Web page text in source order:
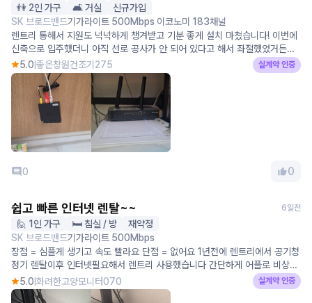
👫 2인 가구 🛋️ 거실
신규가입
SK 브로드밴드기가라이트 500Mbps 이코노미 183채널
렌트리 통해서 지원도 넉넉하게 챙겨받고 기분 좋게 설치 마쳤습니다! ​이번에
신축으로 입주했더니 아직 선로 공사가 안 되어 있다고 해서 좌절했었거든요.
최대 3개월... 낭패... ㅠㅠ 통신사마다 알아보기도 막막했는데, 상담해주신 분
이 센스 있게 통신사별로 설치 제일 빨리 진행되는 쪽으로 알아봐 주겠다고 먼
저 제안해 주셨어요. ​"속도만 빨리 나오면 어디든 상관없다" 하고 기다렸는데,
당초 최대 3개월까지도 걸릴 수 있다던 게 겨우 2주 만에 뚝딱 끝나버렸네요! ​
막상 설치하고 나니 인터넷 속도도 완전 쌩쌩하고 너무 만족스러워요. 그동안
인터넷 없이 살면서 얼마나 답답하고 힘들었는지... 진짜 인터넷 없는 삶은 상
상도 하기 싫네요 ㅠㅠ 답답했던 마음 싹 내려갔습니다. 일처리 빠르고 친절하
게 챙겨주셔서 정말 감사해요!
5.0 좋은창원건조기275 실계약 인증
0 0
쉽고 빠른 인터넷 렌탈~~ 6일전
🙋 1인 가구 🛏️ 침실 / 방
재약정
SK 브로드밴드기가라이트 500Mbps
장점 = 심플게 생기고 속도 빨라요 단점 = 없어요 1년전에 렌트리에서 공기청
정기 렌탈이후 인터넷필요해서 렌트리 사용했습니다 간단하게 어플로 비상금
확인할수 있고 다른곳보다 제일 많이줘서 인터넷 렌탈 쉽게 했습니다 다른게
필요하면 그냥 렌트리 들어와서 하는게 제일 편해요
5.0 화려한고양모니터070 실계약 인증